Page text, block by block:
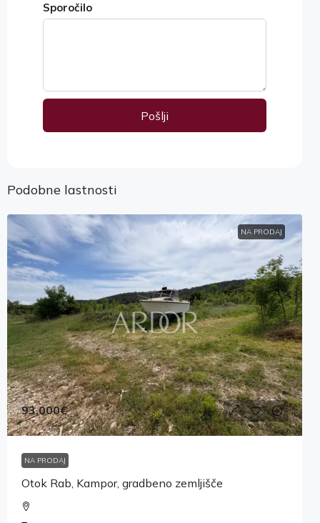
Sporočilo
Pošlji
Podobne lastnosti
NA PRODAJ
93,000€
NA PRODAJ
Otok Rab, Kampor, gradbeno zemljišče